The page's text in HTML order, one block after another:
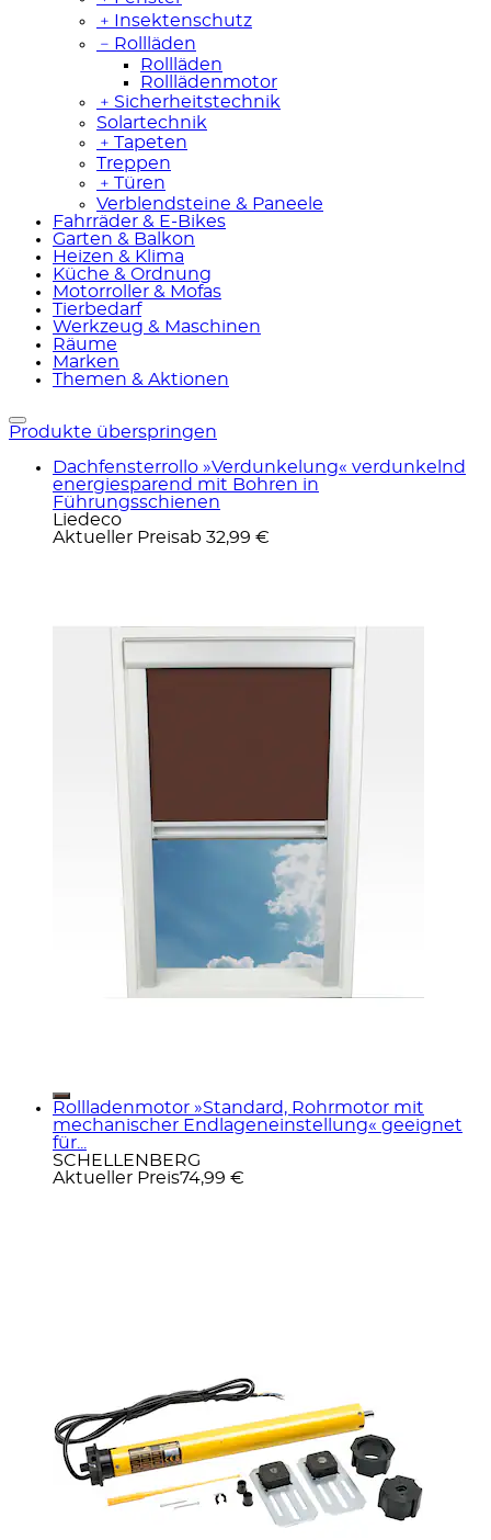
﹢
Insektenschutz
﹣ Rollläden
Rollläden
Rolllädenmotor
﹢ Sicherheitstechnik
Solartechnik
﹢ Tapeten
Treppen
﹢ Türen
Verblendsteine & Paneele
Fahrräder & E-Bikes
Garten & Balkon
Heizen & Klima
Küche & Ordnung
Motorroller & Mofas
Tierbedarf
Werkzeug & Maschinen
Räume
Marken
Themen & Aktionen
Produkte überspringen
Dachfensterrollo »Verdunkelung« verdunkelnd
energiesparend mit Bohren in
Führungsschienen
Liedeco
Aktueller Preisab 32,99 €
Rollladenmotor »Standard, Rohrmotor mit
mechanischer Endlageneinstellung« geeignet
für...
SCHELLENBERG
Aktueller Preis74,99 €